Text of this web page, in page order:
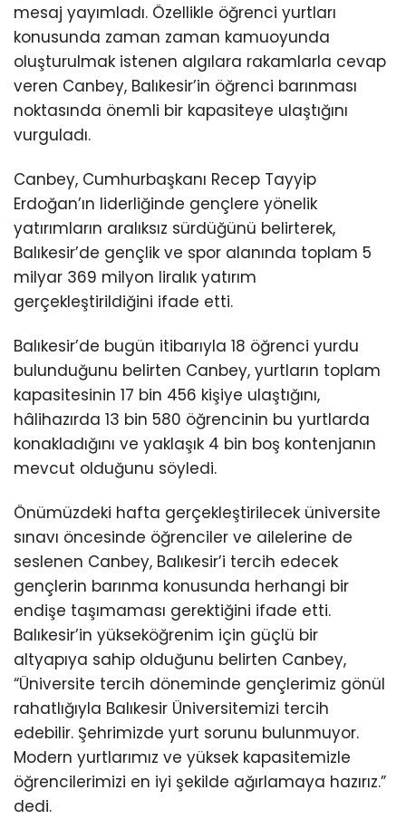
mesaj yayımladı. Özellikle öğrenci yurtları
konusunda zaman zaman kamuoyunda
oluşturulmak istenen algılara rakamlarla cevap
veren Canbey, Balıkesir’in öğrenci barınması
noktasında önemli bir kapasiteye ulaştığını
vurguladı.
Canbey, Cumhurbaşkanı Recep Tayyip
Erdoğan’ın liderliğinde gençlere yönelik
yatırımların aralıksız sürdüğünü belirterek,
Balıkesir’de gençlik ve spor alanında toplam 5
milyar 369 milyon liralık yatırım
gerçekleştirildiğini ifade etti.
Balıkesir’de bugün itibarıyla 18 öğrenci yurdu
bulunduğunu belirten Canbey, yurtların toplam
kapasitesinin 17 bin 456 kişiye ulaştığını,
hâlihazırda 13 bin 580 öğrencinin bu yurtlarda
konakladığını ve yaklaşık 4 bin boş kontenjanın
mevcut olduğunu söyledi.
Önümüzdeki hafta gerçekleştirilecek üniversite
sınavı öncesinde öğrenciler ve ailelerine de
seslenen Canbey, Balıkesir’i tercih edecek
gençlerin barınma konusunda herhangi bir
endişe taşımaması gerektiğini ifade etti.
Balıkesir’in yükseköğrenim için güçlü bir
altyapıya sahip olduğunu belirten Canbey,
“Üniversite tercih döneminde gençlerimiz gönül
rahatlığıyla Balıkesir Üniversitemizi tercih
edebilir. Şehrimizde yurt sorunu bulunmuyor.
Modern yurtlarımız ve yüksek kapasitemizle
öğrencilerimizi en iyi şekilde ağırlamaya hazırız.”
dedi.